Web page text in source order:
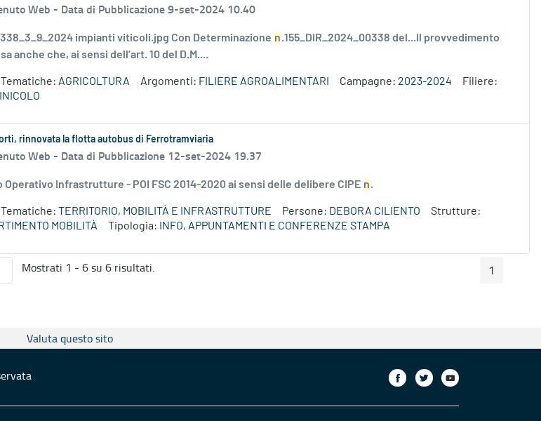
Web - Data di Pubblicazione 9-set-2024 10.40
impianti viticoli.jpg Con Determinazione n.155_DIR_2024_00338 del...Il provvedimento
anche che, ai sensi dell’art. 10 del D.M....
AGRICOLTURA Argomenti: FILIERE AGROALIMENTARI Campagne: 2023-2024
Filiere:
rinnovata la flotta autobus di Ferrotramviaria
Web - Data di Pubblicazione 12-set-2024 19.37
Operativo Infrastrutture - POI FSC 2014-2020 ai sensi delle delibere CIPE n.
TERRITORIO, MOBILITÀ E INFRASTRUTTURE Persone: DEBORA CILIENTO
Strutture:
MOBILITÀ
Tipologia: INFO, APPUNTAMENTI E CONFERENZE STAMPA
Mostrati 1 - 6 su 6 risultati. PaginaPagina
1
Valuta questo sito